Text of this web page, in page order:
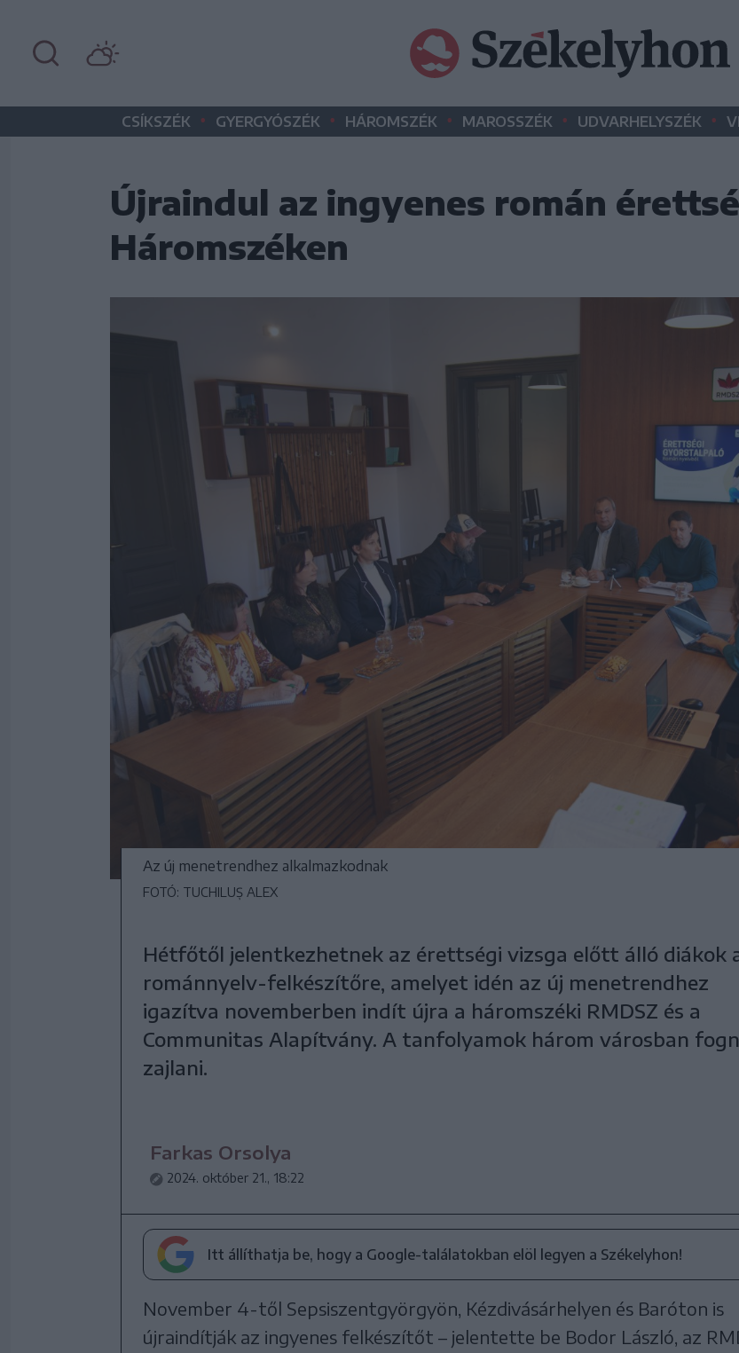
CSÍKSZÉK • GYERGYÓSZÉK • HÁROMSZÉK • MAROSSZÉK • UDVARHELYSZÉK •
Újraindul az ingyenes román
Háromszéken
Az új menetrendhez alkalmazkodnak
FOTÓ: TUCHILUȘ ALEX
Hétfőtől jelentkezhetnek az érettségi vizsga előtt álló diákok
románnyelv-felkészítőre, amelyet idén az új menetrendhez
igazítva novemberben indít újra a háromszéki RMDSZ és a
Communitas Alapítvány. A tanfolyamok három városban
zajlani.
Farkas Orsolya
2024. október 21., 18:22
Itt állíthatja be, hogy a Google-találatokban elöl legyen a Székelyhon!
November 4-től Sepsiszentgyörgyön, Kézdivásárhelyen és Baróton is
újraindítják az ingyenes felkészítőt – jelentette be Bodor László, az